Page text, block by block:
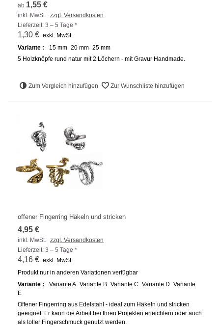
ab 1,55 €
inkl. MwSt. zzgl. Versandkosten
Lieferzeit: 3 – 5 Tage *
1,30 € exkl. MwSt.
Variante :
15 mm 20 mm 25 mm
5 Holzknöpfe rund natur mit 2 Löchern - mit Gravur Handmade.
Zum Vergleich hinzufügen Zur Wunschliste hinzufügen
offener Fingerring Häkeln und stricken
4,95 €
inkl. MwSt. zzgl. Versandkosten
Lieferzeit: 3 – 5 Tage *
4,16 € exkl. MwSt.
Produkt nur in anderen Variationen verfügbar
Variante :
Variante A Variante B Variante C Variante D Variante
E
Offener Fingerring aus Edelstahl - ideal zum Häkeln und stricken
geeignet. Er kann die Arbeit bei Ihren Projekten erleichtern oder auch
als toller Fingerschmuck genutzt werden.